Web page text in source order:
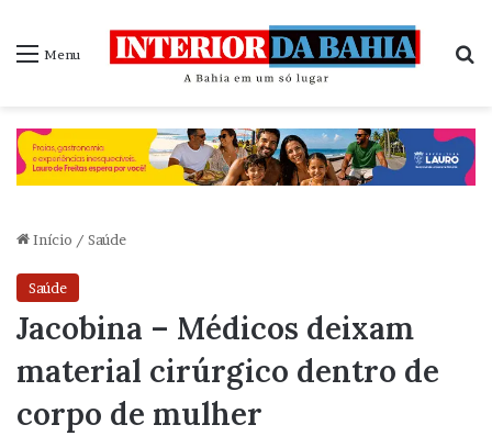
Menu
Início / Saúde
Saúde
Jacobina – Médicos deixam
material cirúrgico dentro de
corpo de mulher